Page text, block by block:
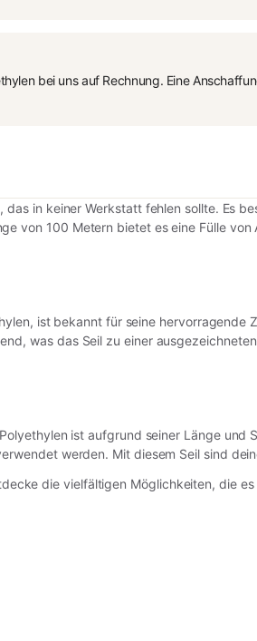
bei uns auf Rechnung. Eine
in keiner Werkstatt fehlen sollte. Es
von 100 Metern bietet es eine Fülle
ist bekannt für seine
was das Seil zu einer
ist aufgrund seiner Länge und
werden. Mit diesem Seil sind
die vielfältigen Möglichkeiten, die